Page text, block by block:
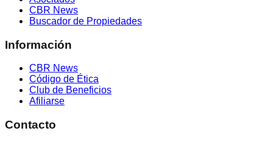
CBR News
Buscador de Propiedades
Información
CBR News
Código de Ética
Club de Beneficios
Afiliarse
Contacto